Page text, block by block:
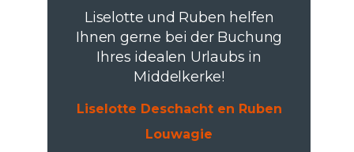
Liselotte und Ruben helfen
Ihnen gerne bei der Buchung
Ihres idealen Urlaubs in
Middelkerke!
Liselotte Deschacht en Ruben
Louwagie